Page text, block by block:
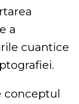
a
cuantice
conceptul